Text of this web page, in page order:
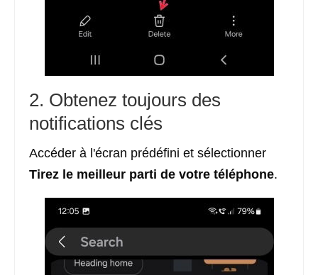
2. Obtenez toujours des
notifications clés
Accéder à l'écran prédéfini et sélectionner
Tirez le meilleur parti de votre téléphone.